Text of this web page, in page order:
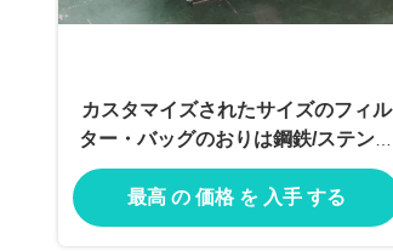
カスタマイズされたサイズのフィル
ター・バッグのおりは鋼鉄/ステンレ
ス鋼に電流を通した
最高 の 価格 を 入手 する